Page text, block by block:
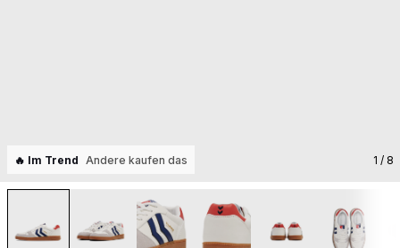
🔥 Im Trend Andere kaufen das 1 / 8